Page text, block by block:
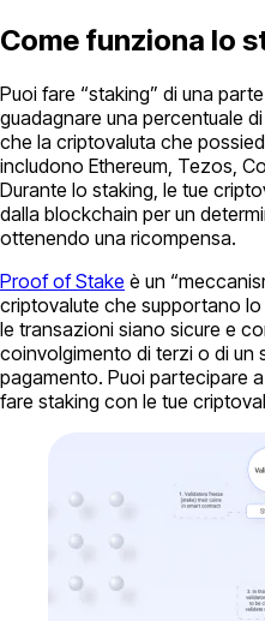
Come funziona lo
Puoi fare “staking” di una
guadagnare una percentuale
che la criptovaluta che
includono Ethereum, Tezos,
Durante lo staking, le tue
dalla blockchain per un
ottenendo una ricompensa.
Proof of Stake è un
criptovalute che supportano
le transazioni siano sicure e
coinvolgimento di terzi o di un
pagamento. Puoi partecipare
fare staking con le tue